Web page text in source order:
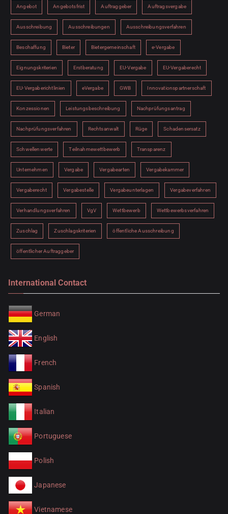
Angebot Angebotsfrist Auftraggeber Auftragsvergabe
Ausschreibung Ausschreibungen Ausschreibungsverfahren
Beschaffung Bieter Bietergemeinschaft e-Vergabe
Eignungskriterien Erstberatung EU-Vergabe EU-Vergaberecht
EU-Vergaberichtlinien eVergabe GWB Innovationspartnerschaft
Konzessionen Leistungsbeschreibung Nachprüfungsantrag
Nachprüfungsverfahren Rechtsanwalt Rüge Schadensersatz
Schwellenwerte Teilnahmewettbewerb Transparenz
Unternehmen Vergabe Vergabearten Vergabekammer
Vergaberecht Vergabestelle Vergabeunterlagen Vergabeverfahren
Verhandlungsverfahren VgV Wettbewerb Wettbewerbsverfahren
Zuschlag Zuschlagskriterien öffentliche Ausschreibung
öffentlicher Auftraggeber
International Contact
German
English
French
Spanish
Italian
Portuguese
Polish
Japanese
Vietnamese